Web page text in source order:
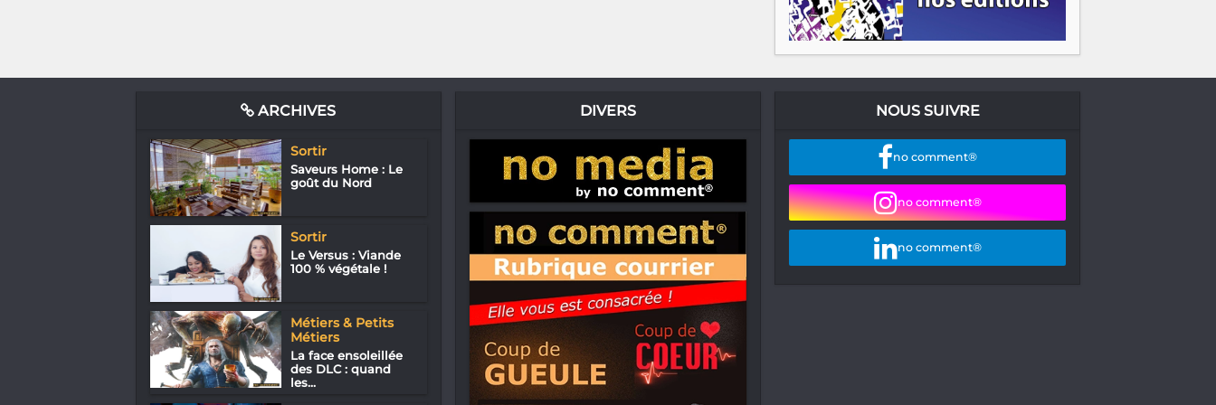
ARCHIVES
Sortir
Saveurs Home : Le
goût du Nord
Sortir
Le Versus : Viande
100 % végétale !
Métiers & Petits
Métiers
La face ensoleillée
des DLC : quand
les...
DIVERS NOUS SUIVRE
no comment®
no comment®
no comment®